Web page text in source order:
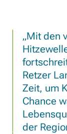
Mit den
Retzer
Zeit, um
Chance
der